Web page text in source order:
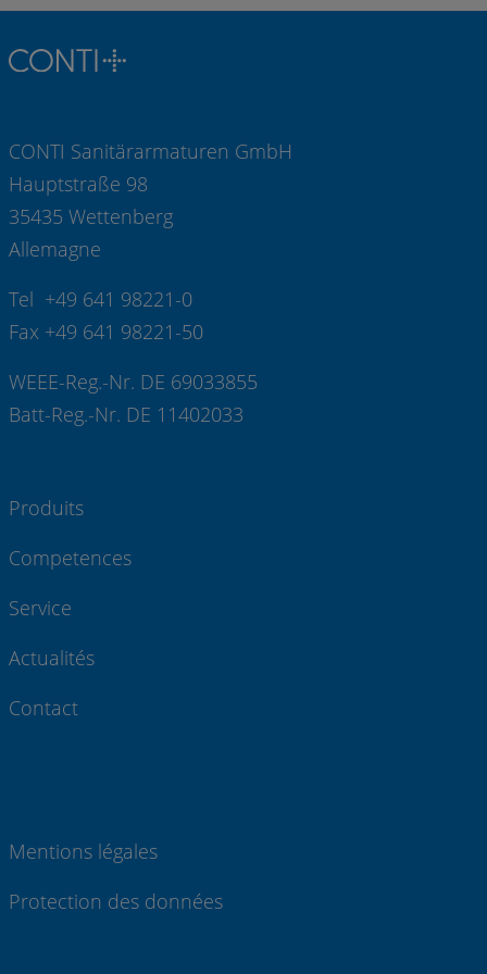
CONTI Sanitärarmaturen GmbH
Hauptstraße 98
35435 Wettenberg
Allemagne
Tel +49 641 98221-0
Fax +49 641 98221-50
WEEE-Reg.-Nr. DE 69033855
Batt-Reg.-Nr. DE 11402033
Produits
Competences
Service
Actualités
Contact
Mentions légales
Protection des données